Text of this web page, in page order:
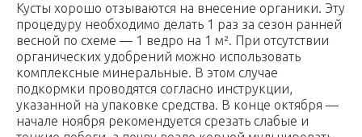
Кусты хорошо отзываются на внесение органики. Эту
процедуру необходимо делать 1 раз за сезон ранней
весной по схеме — 1 ведро на 1 м². При отсутствии
органических удобрений можно использовать
комплексные минеральные. В этом случае
подкормки проводятся согласно инструкции,
указанной на упаковке средства. В конце октября —
начале ноября рекомендуется срезать слабые и